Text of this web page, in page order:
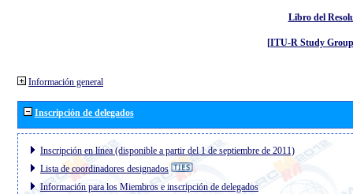
Libro del
[ITU-R Study
Información general
Inscripción de delegados
Inscripción en línea (disponible a partir del 1 de septiembre de 2011)
Lista de coordinadores designados
Información para los Miembros e inscripción de delegados